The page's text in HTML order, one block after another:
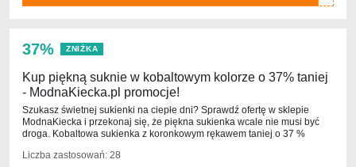
37% ZNIŻKA
Kup piękną suknie w kobaltowym kolorze o 37% taniej
- ModnaKiecka.pl promocje!
Szukasz świetnej sukienki na ciepłe dni? Sprawdź ofertę w sklepie
ModnaKiecka i przekonaj się, że piękna sukienka wcale nie musi być
droga. Kobaltowa sukienka z koronkowym rękawem taniej o 37 %
Liczba zastosowań: 28